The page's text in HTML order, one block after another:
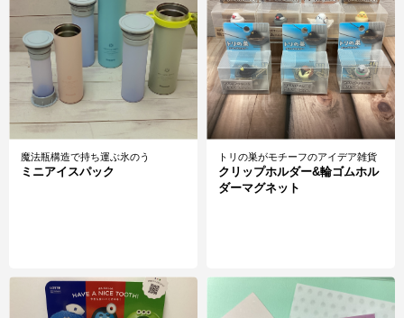
魔法瓶構造で持ち運ぶ氷のう
ミニアイスパック
トリの巣がモチーフのアイデア雑貨
クリップホルダー&輪ゴムホル
ダーマグネット